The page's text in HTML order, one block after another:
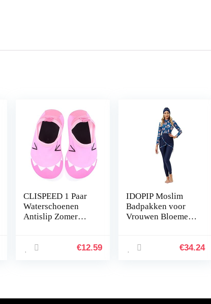
CLISPEED 1 Paar
Waterschoenen
Antislip Zomer
Blote Voeten
€12.59
IDOPIP Moslim
Badpakken voor
Vrouwen Bloemen
Cover Bescheiden
€34.24